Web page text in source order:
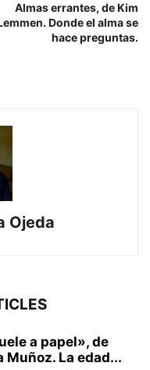
Almas errantes, de Kim
Donde el alma se
hace preguntas.
Ojeda
a papel», de
Muñoz. La edad...